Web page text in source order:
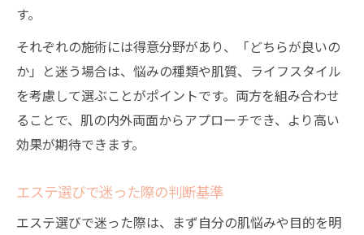
す。
それぞれの施術には得意分野があり、「どちらが良いの
か」と迷う場合は、悩みの種類や肌質、ライフスタイル
を考慮して選ぶことがポイントです。両方を組み合わせ
ることで、肌の内外両面からアプローチでき、より高い
効果が期待できます。
エステ選びで迷った際の判断基準
エステ選びで迷った際は、まず自分の肌悩みや目的を明